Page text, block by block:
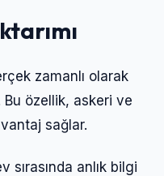
zamanlı olarak
özellik, askeri ve
sağlar.
sırasında anlık bilgi